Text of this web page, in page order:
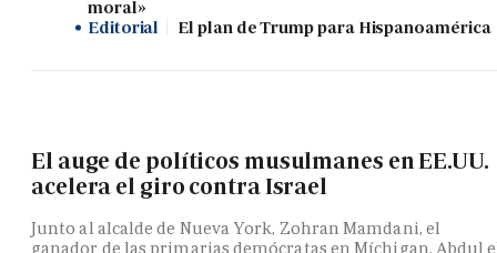
moral»
Editorial
El plan de Trump para Hispanoamérica
El auge de políticos musulmanes en EE.UU.
acelera el giro contra Israel
Junto al alcalde de Nueva York, Zohran Mamdani, el
ganador de las primarias demócratas en Míchigan, Abdul